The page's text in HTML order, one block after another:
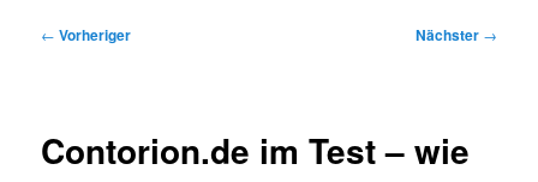
Beitragsnavigation
← Vorheriger Nächster →
Contorion.de im Test – wie